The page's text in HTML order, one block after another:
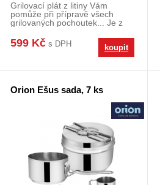
Grilovací plát z litiny Vám
pomůže při přípravě všech
grilovaných pochoutek... Je z
599 Kč s DPH koupit
Orion Ešus sada, 7 ks